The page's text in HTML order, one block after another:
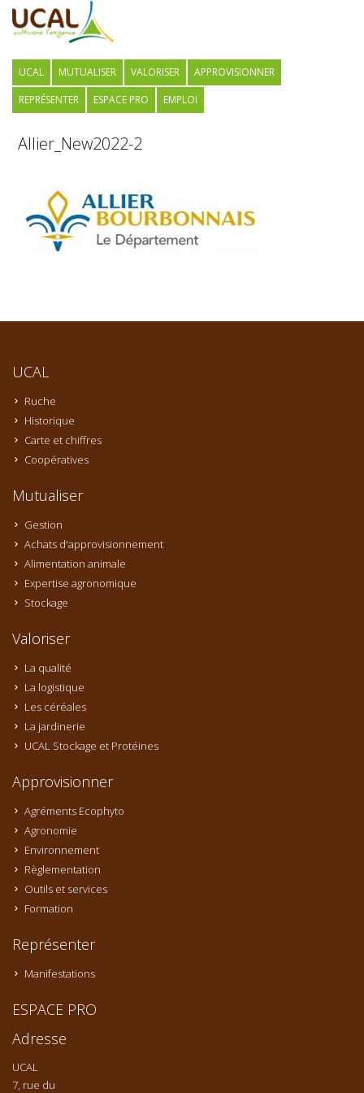
UCAL MUTUALISER VALORISER
APPROVISIONNER
REPRÉSENTER
ESPACE PRO EMPLOI
Allier_New2022-2
UCAL
Ruche
Historique
Carte et chiffres
Coopératives
Mutualiser
Gestion
Achats d'approvisionnement
Alimentation animale
Expertise agronomique
Stockage
Valoriser
La qualité
La logistique
Les céréales
La jardinerie
UCAL Stockage et Protéines
Approvisionner
Agréments Ecophyto
Agronomie
Environnement
Règlementation
Outils et services
Formation
Représenter
Manifestations
ESPACE PRO
Adresse
UCAL
7, rue du